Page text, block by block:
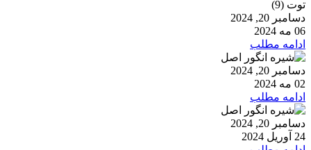
دسامبر 20, 2024
06 مه 2024
ادامه مطلب
دسامبر 20, 2024
02 مه 2024
ادامه مطلب
دسامبر 20, 2024
24 آوریل 2024